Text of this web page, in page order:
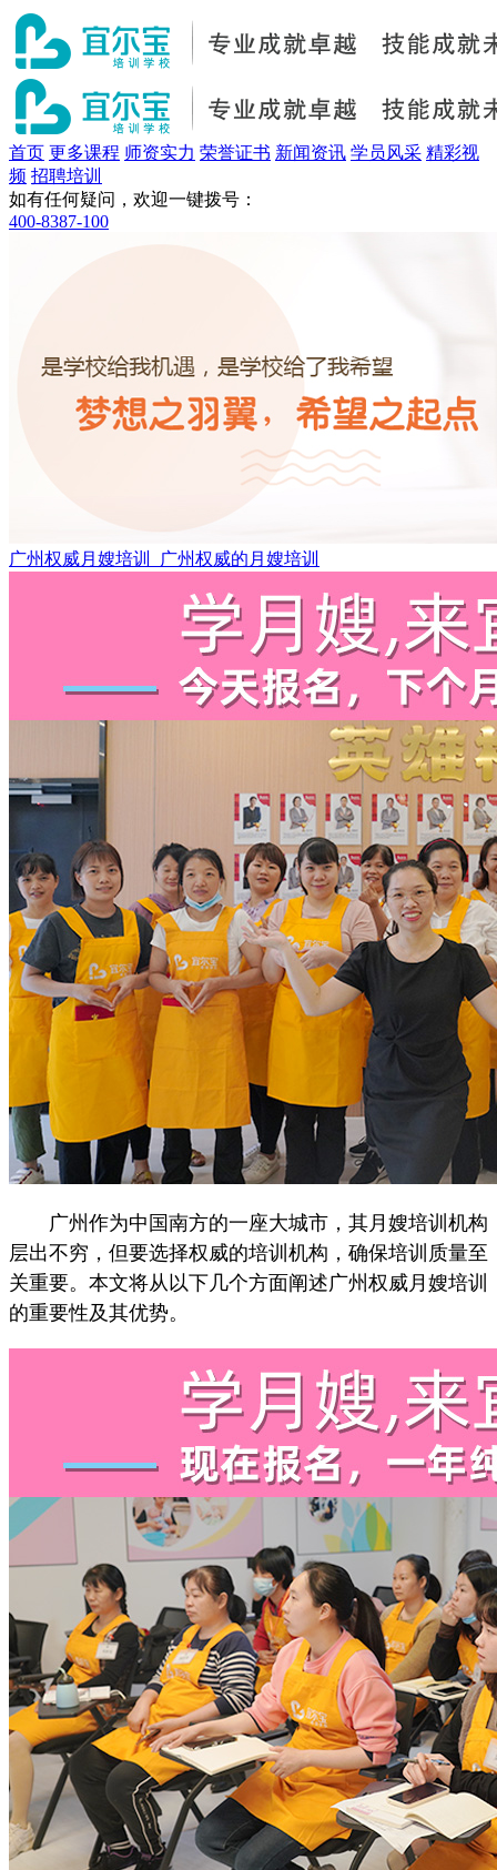
首页 更多课程 师资实力 荣誉证书 新闻资讯 学员风采 精彩视
频 招聘培训
如有任何疑问，欢迎一键拨号：
400-8387-100
广州权威月嫂培训_广州权威的月嫂培训
广州作为中国南方的一座大城市，其月嫂培训机构
层出不穷，但要选择权威的培训机构，确保培训质量至
关重要。本文将从以下几个方面阐述广州权威月嫂培训
的重要性及其优势。